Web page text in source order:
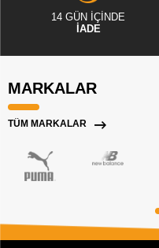
14 GÜN İÇİNDE
İADE
MARKALAR
TÜM MARKALAR